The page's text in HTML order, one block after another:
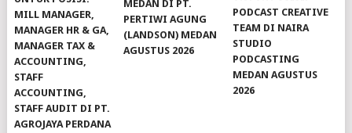
MILL MANAGER,
MANAGER HR & GA,
MANAGER TAX &
ACCOUNTING,
STAFF
ACCOUNTING,
STAFF AUDIT DI PT.
AGROJAYA PERDANA
MEDAN DI PT.
PERTIWI AGUNG
(LANDSON) MEDAN
AGUSTUS 2026
PODCAST CREATIVE
TEAM DI NAIRA
STUDIO
PODCASTING
MEDAN AGUSTUS
2026